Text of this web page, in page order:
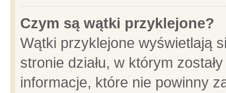
Czym są wątki przyklejone?
Wątki przyklejone wyświetlają
stronie działu, w którym
informacje, które nie powinny